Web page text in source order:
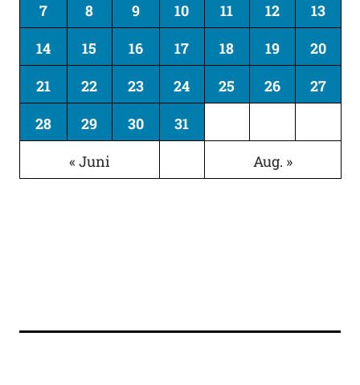
7
8 9 10 11 12
13
14
15 16 17 18 19
20
21
22 23 24 25 26
27
28
29 30
31
« Juni
Aug. »